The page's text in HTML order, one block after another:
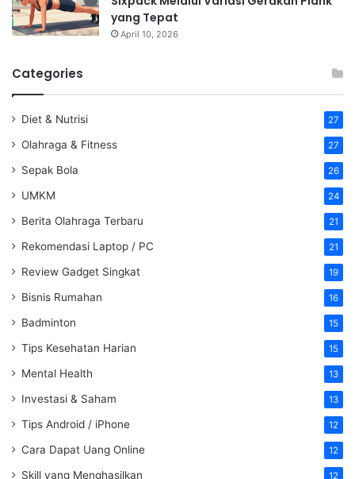
yang Tepat
April 10, 2026
Categories
Diet & Nutrisi 27
Olahraga & Fitness 27
Sepak Bola 26
UMKM 24
Berita Olahraga Terbaru 21
Rekomendasi Laptop / PC 21
Review Gadget Singkat 19
Bisnis Rumahan 16
Badminton 15
Tips Kesehatan Harian 15
Mental Health 13
Investasi & Saham 13
Tips Android / iPhone 12
Cara Dapat Uang Online 12
Skill yang Menghasilkan 12